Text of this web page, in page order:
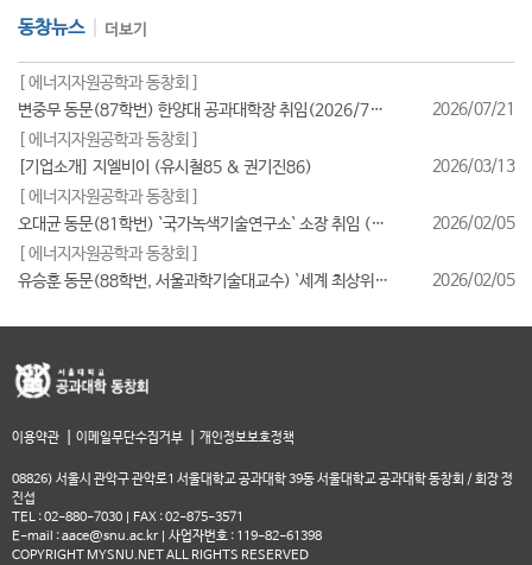
동창뉴스 더보기
[ 에너지자원공학과 동창회 ]
변중무 동문(87학번) 한양대 공과대학장 취임(2026/7/1일자)
2026/07/21
[ 에너지자원공학과 동창회 ]
[기업소개] 지엘비이 (유시철85 & 권기진86)
2026/03/13
[ 에너지자원공학과 동창회 ]
오대균 동문(81학번) `국가녹색기술연구소` 소장 취임 (2026/2월)
2026/02/05
[ 에너지자원공학과 동창회 ]
유승훈 동문(88학번, 서울과학기술대교수) `세계 최상위 연구자 2025` 등재
2026/02/05
이용약관 이메일무단수집거부 개인정보보호정책
08826) 서울시 관악구 관악로1 서울대학교 공과대학 39동 서울대학교 공과대학 동창회 / 회장 정
진섭
TEL : 02-880-7030 | FAX : 02-875-3571
E-mail : aace@snu.ac.kr | 사업자번호 : 119-82-61398
COPYRIGHT MYSNU.NET ALL RIGHTS RESERVED